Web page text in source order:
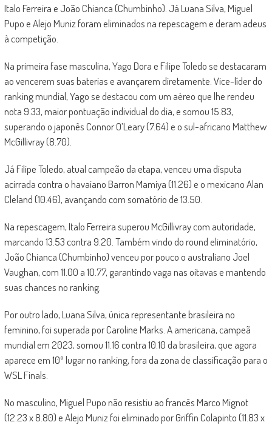
Italo Ferreira e João Chianca (Chumbinho). Já Luana Silva, Miguel
Pupo e Alejo Muniz foram eliminados na repescagem e deram adeus
à competição.
Na primeira fase masculina, Yago Dora e Filipe Toledo se destacaram
ao vencerem suas baterias e avançarem diretamente. Vice-líder do
ranking mundial, Yago se destacou com um aéreo que lhe rendeu
nota 9.33, maior pontuação individual do dia, e somou 15.83,
superando o japonês Connor O’Leary (7.64) e o sul-africano Matthew
McGillivray (8.70).
Já Filipe Toledo, atual campeão da etapa, venceu uma disputa
acirrada contra o havaiano Barron Mamiya (11.26) e o mexicano Alan
Cleland (10.46), avançando com somatório de 13.50.
Na repescagem, Italo Ferreira superou McGillivray com autoridade,
marcando 13.53 contra 9.20. Também vindo do round eliminatório,
João Chianca (Chumbinho) venceu por pouco o australiano Joel
Vaughan, com 11.00 a 10.77, garantindo vaga nas oitavas e mantendo
suas chances no ranking.
Por outro lado, Luana Silva, única representante brasileira no
feminino, foi superada por Caroline Marks. A americana, campeã
mundial em 2023, somou 11.16 contra 10.10 da brasileira, que agora
aparece em 10º lugar no ranking, fora da zona de classificação para o
WSL Finals.
No masculino, Miguel Pupo não resistiu ao francês Marco Mignot
(12.23 x 8.80) e Alejo Muniz foi eliminado por Griffin Colapinto (11.83 x